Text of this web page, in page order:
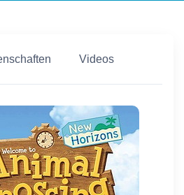
Videos